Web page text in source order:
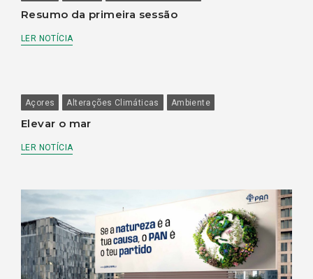
Resumo da primeira sessão
LER NOTÍCIA
Açores Alterações Climáticas Ambiente
Elevar o mar
LER NOTÍCIA